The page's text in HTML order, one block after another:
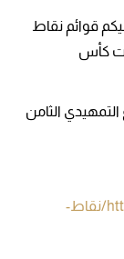
قوائم نقاط
كأس
الثامن
https://lha.gov.ly/wp-content/uploads/2021/11/نقاط-